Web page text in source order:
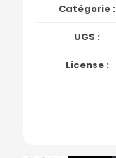
Catégorie :
UGS :
License :